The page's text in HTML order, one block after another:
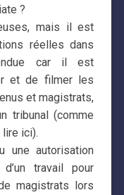
?
mais il est
réelles dans
car il est
et de filmer les
et magistrats,
tribunal (comme
ici).
une autorisation
travail pour
magistrats lors